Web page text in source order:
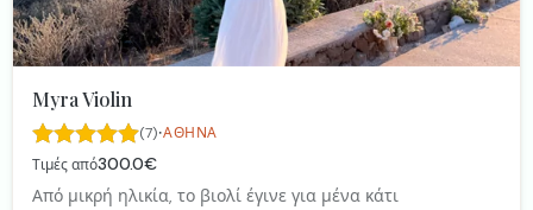
Myra Violin
(7)·ΑΘΉΝΑ
Τιμές από300.0€
Από μικρή ηλικία, το βιολί έγινε για μένα κάτι